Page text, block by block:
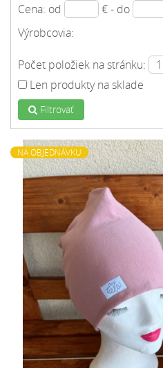
Cena: od
€ - do
Výrobcovia:
Počet položiek na stránku:
Len produkty na sklade
Filtrovať
NA OBJEDNÁVKU